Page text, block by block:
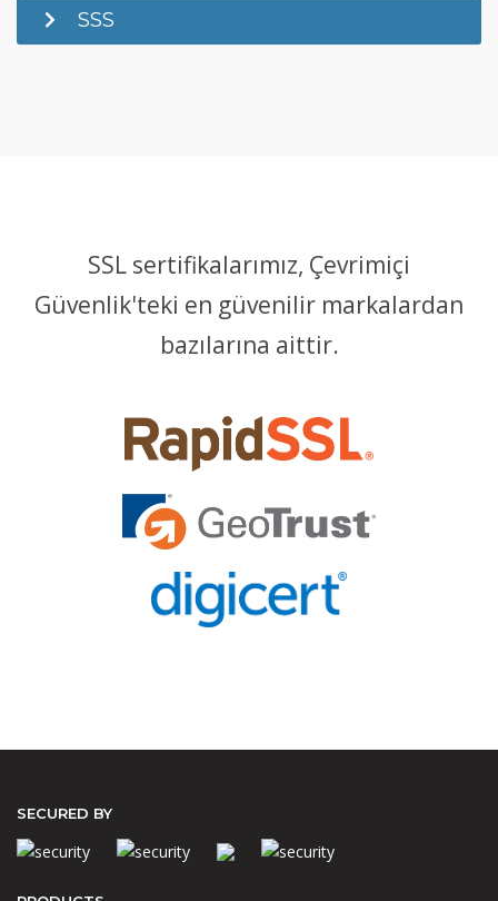
SSS
SSL sertifikalarımız, Çevrimiçi
Güvenlik'teki en güvenilir markalardan
bazılarına aittir.
SECURED BY